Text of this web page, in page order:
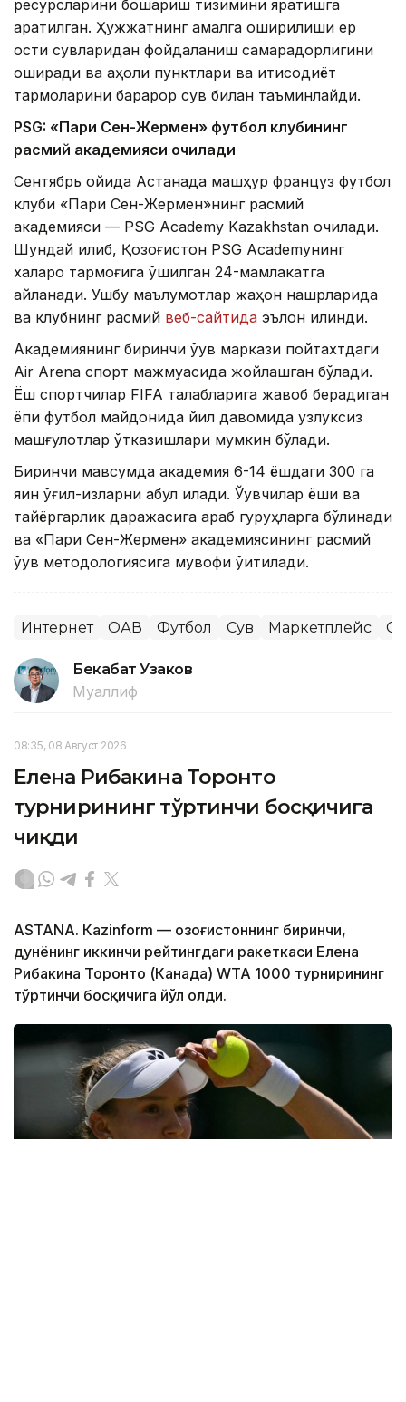
ресурсларини бошқариш тизимини яратишга
қаратилган. Ҳужжатнинг амалга оширилиши ер
ости сувларидан фойдаланиш самарадорлигини
оширади ва аҳоли пунктлари ва иқтисодиёт
тармоқларини барқарор сув билан таъминлайди.
PSG: «Пари Сен-Жермен» футбол клубининг
расмий академияси очилади
Сентябрь ойида Астанада машҳур француз футбол
клуби «Пари Сен-Жермен»нинг расмий
академияси — PSG Academy Kazakhstan очилади.
Шундай қилиб, Қозоғистон PSG Academyнинг
халқаро тармоғига қўшилган 24-мамлакатга
айланади. Ушбу маълумотлар жаҳон нашрларида
ва клубнинг расмий веб-сайтида эълон қилинди.
Академиянинг биринчи ўқув маркази пойтахтдаги
Air Arena спорт мажмуасида жойлашган бўлади.
Ёш спортчилар FIFA талабларига жавоб берадиган
ёпиқ футбол майдонида йил давомида узлуксиз
машғулотлар ўтказишлари мумкин бўлади.
Биринчи мавсумда академия 6-14 ёшдаги 300 га
яқин ўғил-қизларни қабул қилади. Ўқувчилар ёши ва
тайёргарлик даражасига қараб гуруҳларга бўлинади
ва «Пари Сен-Жермен» академиясининг расмий
ўқув методологиясига мувофиқ ўқитилади.
Интернет ОАВ Футбол Сув Маркетплейс
Бекабат Узаков
Муаллиф
08:35, 08 Август 2026
Елена Рибакина Торонто
турнирининг тўртинчи босқичига
чиқди
ASTANА. Кazinform — Қозоғистоннинг биринчи,
дунёнинг иккинчи рейтингдаги ракеткаси Елена
Рибакина Торонто (Канада) WТА 1000 турнирининг
тўртинчи босқичига йўл олди.